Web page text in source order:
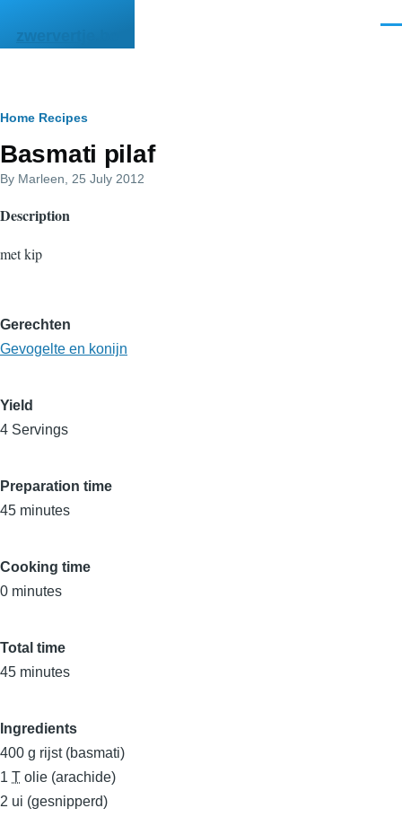
zwervertje.be
Breadcrumb
Home Recipes
Basmati pilaf
By Marleen , 25 July 2012
Description
met kip
Gerechten
Gevogelte en konijn
Yield
4 Servings
Preparation time
45 minutes
Cooking time
0 minutes
Total time
45 minutes
Ingredients
400 g rijst (basmati)
1 T olie (arachide)
2 ui (gesnipperd)